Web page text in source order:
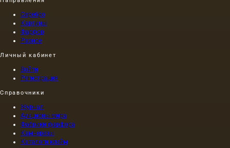
Серебро
Картины
Фарфор
Разное
Личный кабинет
Войти
Регистрация
Справочники
Журнал
Аукционы мира
Фабрики фарфора
Камнерезы
Каталоги клейм